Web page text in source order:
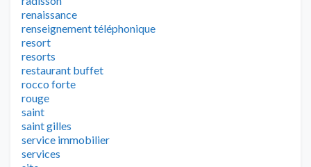
renaissance
renseignement téléphonique
resort
resorts
restaurant buffet
rocco forte
rouge
saint
saint gilles
service immobilier
services